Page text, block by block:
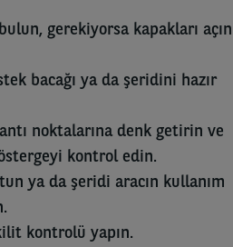
gerekiyorsa kapakları açın
bacağı ya da şeridini hazır
noktalarına denk getirin ve
kontrol edin.
ya da şeridi aracın kullanım
kontrolü yapın.